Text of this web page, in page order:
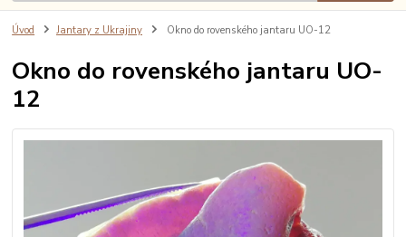
Úvod Jantary z Ukrajiny Okno do rovenského jantaru UO-12
Okno do rovenského jantaru UO-
12